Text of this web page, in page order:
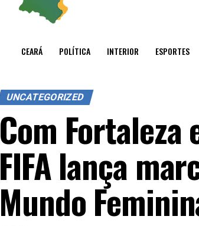
CEARÁ POLÍTICA INTERIOR ESPORTES
UNCATEGORIZED
Com Fortaleza
FIFA lança
Mundo